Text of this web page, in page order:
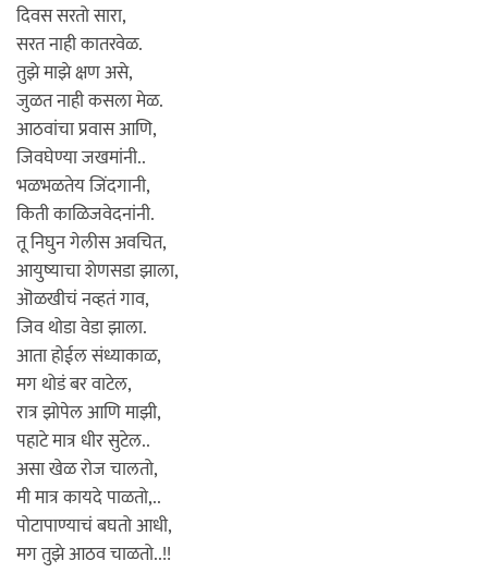
दिवस सरतो सारा,
सरत नाही कातरवेळ.
तुझे माझे क्षण असे,
जुळत नाही कसला मेळ.
आठवांचा प्रवास आणि,
जिवघेण्या जखमांनी..
भळभळतेय जिंदगानी,
किती काळिजवेदनांनी.
तू निघुन गेलीस अवचित,
आयुष्याचा शेणसडा झाला,
ऒळखीचं नव्हतं गाव,
जिव थोडा वेडा झाला.
आता होईल संध्याकाळ,
मग थोडं बर वाटेल,
रात्र झोपेल आणि माझी,
पहाटे मात्र धीर सुटेल..
असा खेळ रोज चालतो,
मी मात्र कायदे पाळतो,..
पोटापाण्याचं बघतो आधी,
मग तुझे आठव चाळतो..!!